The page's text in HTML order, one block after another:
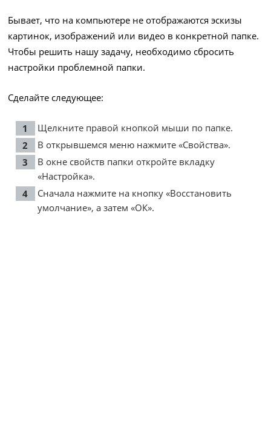
Бывает, что на компьютере не отображаются эскизы
картинок, изображений или видео в конкретной папке.
Чтобы решить нашу задачу, необходимо сбросить
настройки проблемной папки.
Сделайте следующее:
Щелкните правой кнопкой мыши по папке.
В открывшемся меню нажмите «Свойства».
В окне свойств папки откройте вкладку
«Настройка».
Сначала нажмите на кнопку «Восстановить
умолчание», а затем «ОК».